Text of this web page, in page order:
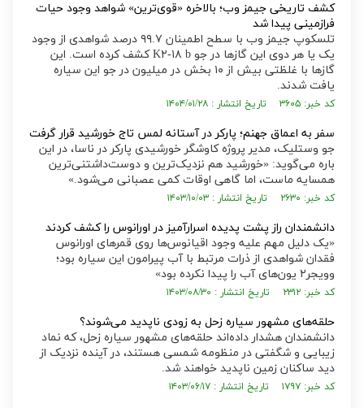
کشف تاریخی جیمز وب؛ بالاخره «قوی‌ترین» شواهد وجود حیات
فرازمینی پیدا شد
تلسکوپ جیمز وب با سطح اطمینان ۹۹.۷ درصد شواهدی از وجود
یک یا هر دوی این گاز‌ها در جو K۲-۱۸ b کشف کرده است. این
گاز‌ها با غلظتی بیش از ۱۰ بخش در میلیون در جو این سیاره
یافت شدند.
کد خبر: ۳۶۰۵ تاریخ انتشار : ۱۴۰۴/۰۱/۲۸
سفر به اعماق جهنم؛ پارکر در آستانه لمس تاج خورشید قرار گرفت
جو وستلیک، مدیر پروژه کاوشگر خورشیدی پارکر در ناسا، در این
باره می‌گوید: «خورشید هم نزدیک‌ترین و دوست‌داشتنی‌ترین
همسایه ماست، اما گاهی اوقات کمی عصبانی می‌شود.»
کد خبر: ۲۶۳۰ تاریخ انتشار : ۱۴۰۳/۱۰/۰۳
دانشمندان راز پشت پدیده اسرارآمیز در اورانوس را کشف کردند
«یک دلیل مهم علیه وجود اقیانوس‌ها روی قمر‌های اورانوس
فقدان شواهدی از ذرات مرتبط با آب پیرامون این سیاره بود؛
وویجر۲ یون‌های آب را پیدا نکرده بود»
کد خبر: ۲۳۱۲ تاریخ انتشار : ۱۴۰۳/۰۸/۳۰
حلقه‌های مشهور سیاره زحل به زودی ناپدید می‌شوند؟
دانشمندان هشدار داده‌اند حلقه‌های مشهور سیاره زحل، که نماد
زیبایی و شگفتی در منظومه شمسی هستند، در آینده نزدیک از
دید ساکنان زمین ناپدید خواهند شد.
کد خبر: ۱۷۹۷ تاریخ انتشار : ۱۴۰۳/۰۶/۱۷